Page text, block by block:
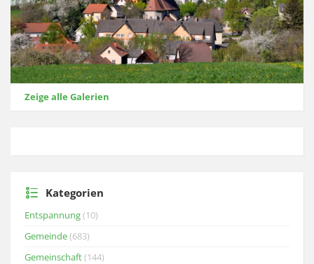
Zeige alle Galerien
Kategorien
Entspannung(10)
Gemeinde(683)
Gemeinschaft(144)